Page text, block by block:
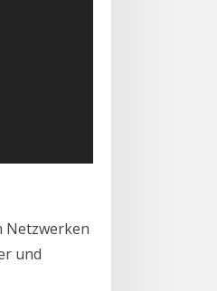
Netzwerken
und